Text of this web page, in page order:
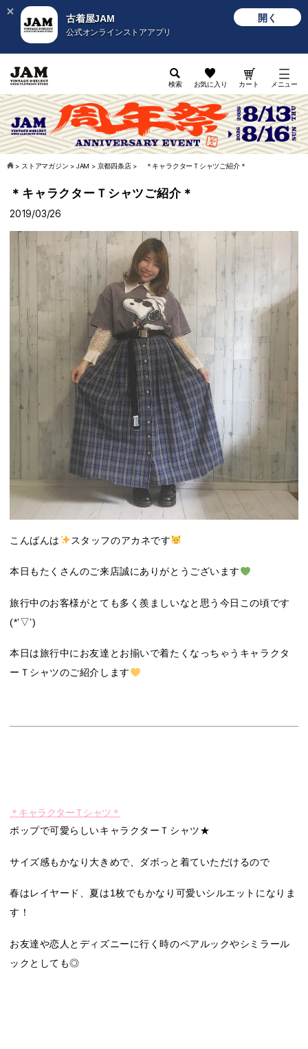
古着屋JAM
公式オンラインストアアプリ
開く
検索 お気に入り カート メニュー
> ストアマガジン > JAM > 京都四条店> ＊キャラクターＴシャツご紹介＊
＊キャラクターＴシャツご紹介＊
2019/03/26
こんばんは スタッフのアカネです
本日もたくさんのご来店誠にありがとうございます
旅行中のお客様がとても多く羨ましいなと思う今日この頃です
(*’▽’)
本日は旅行中にお友達とお揃いで着たくなっちゃうキャラクタ
ーＴシャツのご紹介します
＊キャラクターＴシャツ＊
ポップで可愛らしいキャラクターＴシャツ★
サイズ感もかなり大きめで、ダボっと着ていただけるので
春はレイヤード、夏は1枚でもかなり可愛いシルエットになりま
す！
お友達や恋人とディズニーに行く時のペアルックやシミラール
ックとしても◎